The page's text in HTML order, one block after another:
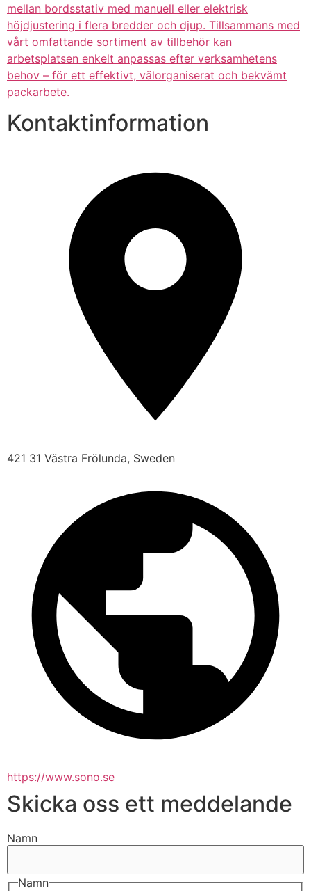
mellan bordsstativ med manuell eller elektrisk
höjdjustering i flera bredder och djup. Tillsammans med
vårt omfattande sortiment av tillbehör kan
arbetsplatsen enkelt anpassas efter verksamhetens
behov – för ett effektivt, välorganiserat och bekvämt
packarbete.
Kontaktinformation
421 31 Västra Frölunda, Sweden
https://www.sono.se
Skicka oss ett meddelande
Namn
Namn